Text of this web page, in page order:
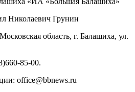
Николаевич Грунин
область, г. Балашиха, ул.
85-00.
office@bbnews.ru